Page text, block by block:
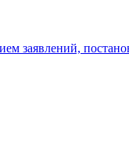
заявлений,